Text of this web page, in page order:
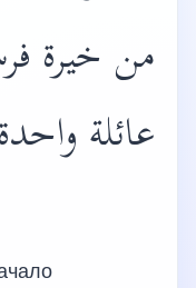
من خيرة
عائلة